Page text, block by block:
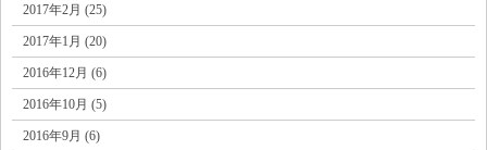
2017年2月 (25)
2017年1月 (20)
2016年12月 (6)
2016年10月 (5)
2016年9月 (6)